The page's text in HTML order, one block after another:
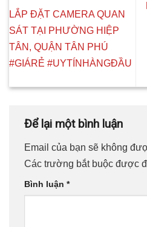
LẮP ĐẶT CAMERA QUAN
SÁT TẠI PHƯỜNG HIỆP
TÂN, QUẬN TÂN PHÚ
#GIÁRẺ #UYTÍNHÀNGĐẦU
Để lại một bình luận
Email của bạn sẽ không
Các trường bắt buộc được
Bình luận *